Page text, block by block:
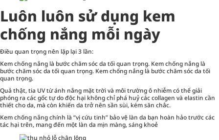
Luôn luôn sử dụng kem
chống nắng mỗi ngày
Điều quan trọng nên lặp lại 3 lần:
Kem chống nắng là bước chăm sóc da tối quan trọng. Kem chống nắng là
bước chăm sóc da tối quan trọng. Kem chống nắng là bước chăm sóc da tối
quan trọng.
Quả thật, tia UV từ ánh nắng mặt trời và môi trường ô nhiễm có thể giải
phóng ra các gốc tự do độc hại không chỉ phá huỷ các collagen và elastin cần
thiết cho da, mà còn khiến da trở nên sần sùi, kém săn chắc.
Kem chống nắng chính là “vị cứu tinh” bảo vệ làn da bạn hoàn hảo trước các
tác hại trên, mang đến một làn da mịn màng, sáng khoẻ